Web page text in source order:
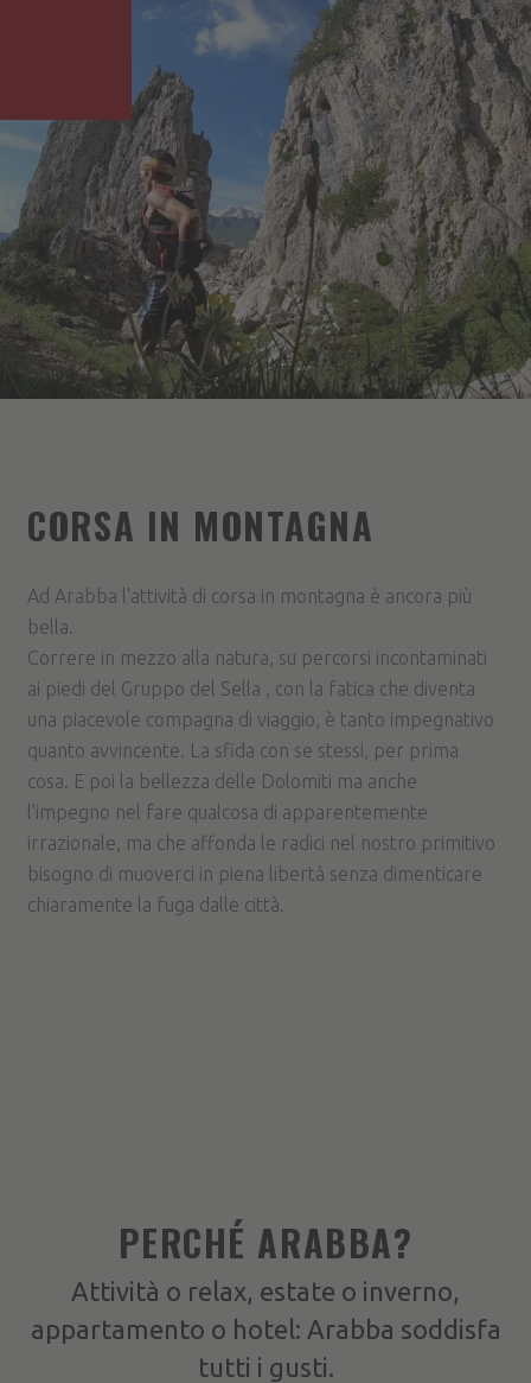
CORSA IN MONTAGNA
Ad Arabba l'attività di corsa in montagna è ancora più
bella.
Correre in mezzo alla natura, su percorsi incontaminati
ai piedi del Gruppo del Sella , con la fatica che diventa
una piacevole compagna di viaggio, è tanto impegnativo
quanto avvincente. La sfida con se stessi, per prima
cosa. E poi la bellezza delle Dolomiti ma anche
l'impegno nel fare qualcosa di apparentemente
irrazionale, ma che affonda le radici nel nostro primitivo
bisogno di muoverci in piena libertà senza dimenticare
chiaramente la fuga dalle città.
PERCHÉ ARABBA?
Attività o relax, estate o inverno,
appartamento o hotel: Arabba soddisfa
tutti i gusti.